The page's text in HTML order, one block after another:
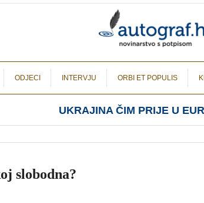
ODJECI INTERVJU ORBI ET POPULIS
UKRAJINA ČIM PRIJE U
slobodna?